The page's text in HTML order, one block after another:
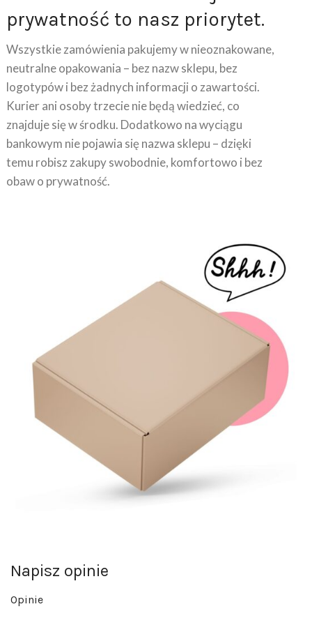
Wszystkie zamówienia pakujemy w nieoznakowane,
neutralne opakowania – bez nazw sklepu, bez
logotypów i bez żadnych informacji o zawartości.
Kurier ani osoby trzecie nie będą wiedzieć, co
znajduje się w środku. Dodatkowo na wyciągu
bankowym nie pojawia się nazwa sklepu – dzięki
temu robisz zakupy swobodnie, komfortowo i bez
obaw o prywatność.
Opinie